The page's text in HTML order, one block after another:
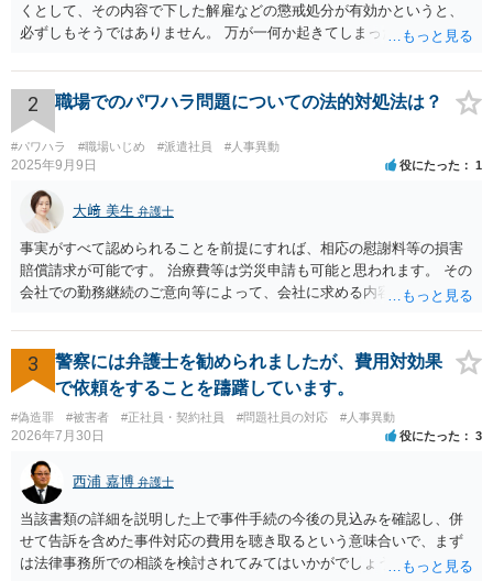
くとして、その内容で下した解雇などの懲戒処分が有効かというと、
必ずしもそうではありません。 万が一何か起きてしまった場合は処分
2 職場でのパワハラ問題についての法的対処法は？
#パワハラ #職場いじめ #派遣社員 #人事異動
2025年9月9日 役にたった 1
大﨑 美生 弁護士
事実がすべて認められることを前提にすれば、相応の慰謝料等の損害
賠償請求が可能です。 治療費等は労災申請も可能と思われます。 その
会社での勤務継続のご意向等によって、会社に求める内容や、加害者
弁護士にご相談いただくのがよろしいと思います。弁護士によって方
針も変わります。 内容が踏み込んだものとなり、関係者も閲覧する可
能性がありますので、詳しくは、直接お近くの弁護士にご相談される
ことをお勧めいたします。
3
警察には弁護士を勧められましたが、費用対効果
で依頼をすることを躊躇しています。
#偽造罪 #被害者 #正社員・契約社員 #問題社員の対応 #人事異動
2026年7月30日 役にたった 3
西浦 嘉博 弁護士
当該書類の詳細を説明した上で事件手続の今後の見込みを確認し、併
せて告訴を含めた事件対応の費用を聴き取るという意味合いで、まず
は法律事務所での相談を検討されてみてはいかがでしょうか。 上記、